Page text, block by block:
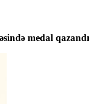
medal qazandı